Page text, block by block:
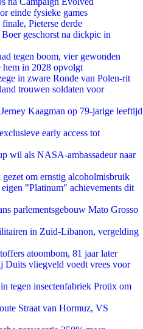
einde fysieke games
Pieterse derde
geschorst na dickpic in
tegen boom, vier gewonden
in 2028 opvolgt
in zware Ronde van Polen-rit
trouwen soldaten voor
Kaagman op 79-jarige leeftijd
early access tot
wil als NASA-ambassadeur naar
om ernstig alcoholmisbruik
"Platinum" achievements dit
parlementsgebouw Mato Grosso
in Zuid-Libanon, vergelding
atoombom, 81 jaar later
Duits vliegveld voedt vrees voor
tegen insectenfabriek Protix om
Straat van Hormuz, VS